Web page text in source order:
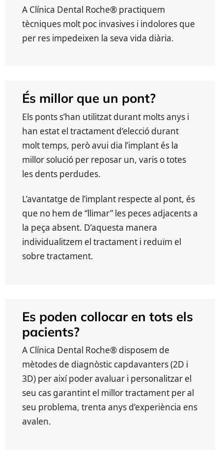
A Clínica Dental Roche® practiquem
tècniques molt poc invasives i indolores que
per res impedeixen la seva vida diària.
És millor que un pont?
Els ponts s’han utilitzat durant molts anys i
han estat el tractament d’elecció durant
molt temps, però avui dia l’implant és la
millor solució per reposar un, varis o totes
les dents perdudes.
L’avantatge de l’implant respecte al pont, és
que no hem de “llimar” les peces adjacents a
la peça absent. D’aquesta manera
individualitzem el tractament i reduïm el
sobre tractament.
Es poden collocar en tots els
pacients?
A Clínica Dental Roche® disposem de
mètodes de diagnòstic capdavanters (2D i
3D) per així poder avaluar i personalitzar el
seu cas garantint el millor tractament per al
seu problema, trenta anys d’experiència ens
avalen.